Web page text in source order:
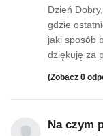
Dzień
gdzie
jaki sposób
dziękuję za
(Zobacz 0
Na czym